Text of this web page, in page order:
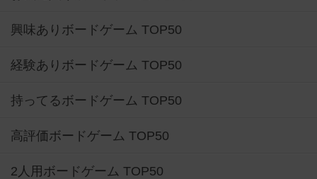
興味ありボードゲーム TOP50
経験ありボードゲーム TOP50
持ってるボードゲーム TOP50
高評価ボードゲーム TOP50
2人用ボードゲーム TOP50